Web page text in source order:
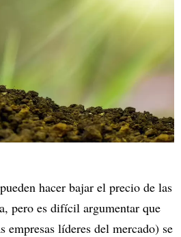
hacer bajar el precio de las
pero es difícil argumentar que
empresas líderes del mercado) se